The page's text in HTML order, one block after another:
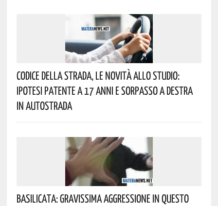
Codice Della Strada, Le Novità Allo Studio:
Ipotesi Patente A 17 Anni E Sorpasso A Destra
In Autostrada
Basilicata: Gravissima Aggressione In Questo